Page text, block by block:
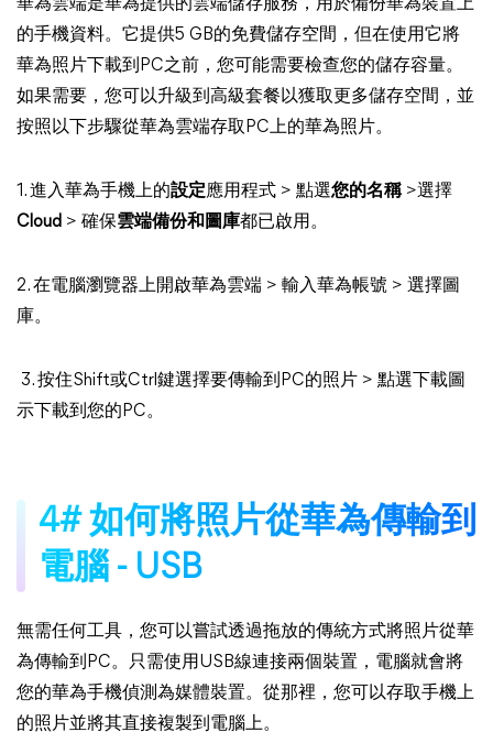
華為雲端是華為提供的雲端儲存服務，用於備份華為裝置上
的手機資料。它提供5 GB的免費儲存空間，但在使用它將
華為照片下載到PC之前，您可能需要檢查您的儲存容量。
如果需要，您可以升級到高級套餐以獲取更多儲存空間，並
按照以下步驟從華為雲端存取PC上的華為照片。
1. 進入華為手機上的設定應用程式 > 點選您的名稱>選擇
Cloud > 確保雲端備份和圖庫都已啟用。
2. 在電腦瀏覽器上開啟華為雲端 > 輸入華為帳號 > 選擇圖
庫。
3. 按住Shift或Ctrl鍵選擇要傳輸到PC的照片 > 點選下載圖
示下載到您的PC。
4# 如何將照片從華為傳輸到
電腦 - USB
無需任何工具，您可以嘗試透過拖放的傳統方式將照片從華
為傳輸到PC。只需使用USB線連接兩個裝置，電腦就會將
您的華為手機偵測為媒體裝置。從那裡，您可以存取手機上
的照片並將其直接複製到電腦上。